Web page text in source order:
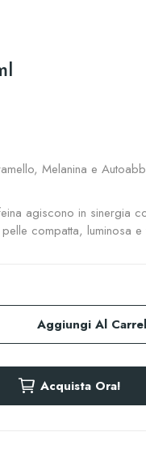
Melanina e
agiscono in sinergia
compatta, luminosa e
Aggiungi Al
Acquista Ora!